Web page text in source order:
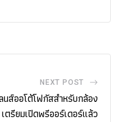
NEXT POST
นส์ออโต้โฟกัสสำหรับกล้อง
เตรียมเปิดพรีออร์เดอร์แล้ว